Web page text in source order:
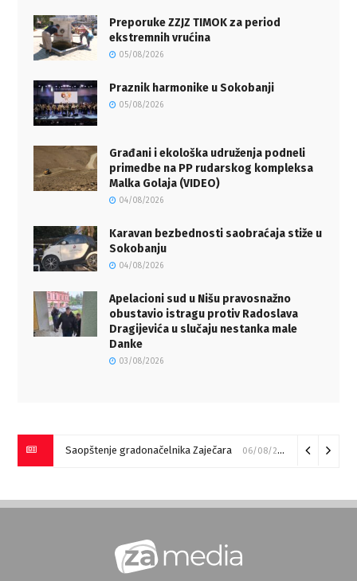
Preporuke ZZJZ TIMOK za period
ekstremnih vrućina
05/08/2026
Praznik harmonike u Sokobanji
05/08/2026
Građani i ekološka udruženja podneli
primedbe na PP rudarskog kompleksa
Malka Golaja (VIDEO)
04/08/2026
Karavan bezbednosti saobraćaja stiže u
Sokobanju
04/08/2026
Apelacioni sud u Nišu pravosnažno
obustavio istragu protiv Radoslava
Dragijevića u slučaju nestanka male
Danke
03/08/2026
Saopštenje gradonačelnika Zaječara 06/08/2026